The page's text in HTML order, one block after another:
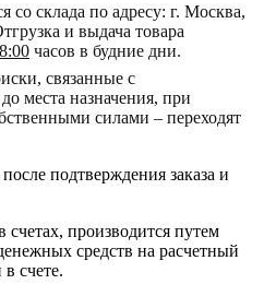
со склада по адресу: г. Москва,
и выдача товара
часов в будние дни.
связанные с
места назначения, при
силами – переходят
подтверждения заказа и
производится путем
средств на расчетный
счете.